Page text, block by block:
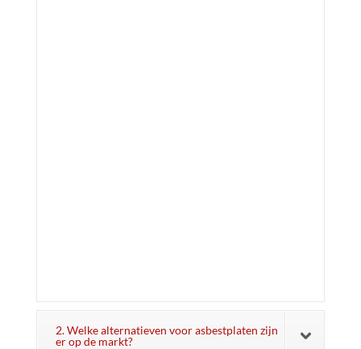
2. Welke alternatieven voor asbestplaten zijn
er op de markt?